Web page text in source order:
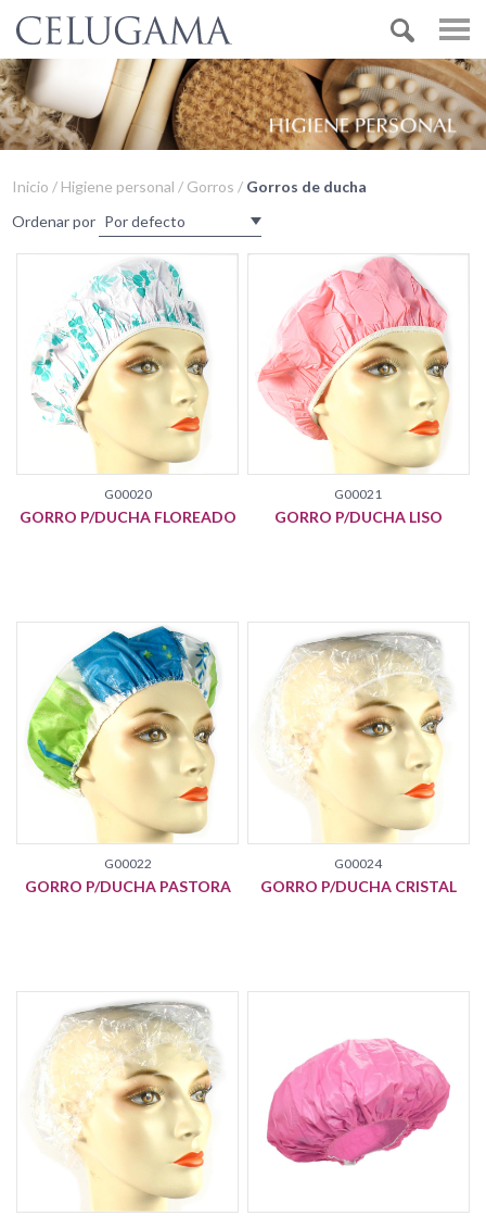
Inicio / Higiene personal / Gorros / Gorros de ducha
Ordenar por
G00020
GORRO P/DUCHA FLOREADO
G00021
GORRO P/DUCHA LISO
G00022
GORRO P/DUCHA PASTORA
G00024
GORRO P/DUCHA CRISTAL